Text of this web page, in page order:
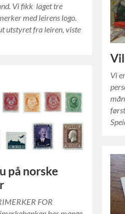
Vi fikk laget tre
med leirens logo.
utstyret fra leiren, viste
Vi
på norske
FOR